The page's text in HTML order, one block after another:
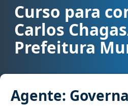
Curso para concurso Carlos
Curso para
Carlos
Prefeitura
Agente: